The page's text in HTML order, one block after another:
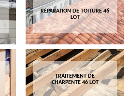
RÉPARATION DE TOITURE 46
LOT
TRAITEMENT DE
CHARPENTE 46 LOT